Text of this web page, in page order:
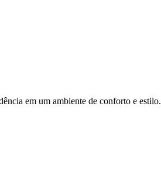
em um ambiente de conforto e estilo.